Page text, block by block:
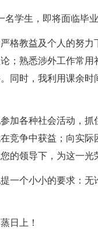
学生，即将面临毕业
格教益及个人的努
；熟悉涉外工作常
同时，我利用课余
加各种社会活动，
竞争中获益；向实
的领导下，为这一光
一个小小的要求：
日上！